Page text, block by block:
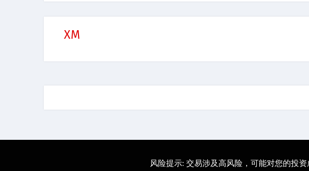
XM
风险提示: 交易涉及高风险，可能对您的投